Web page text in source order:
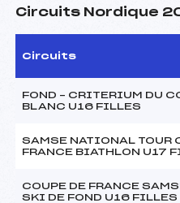
Circuits Nordique
Circuits
FOND – CRITERIUM DU
BLANC U16 FILLES
SAMSE NATIONAL TOUR
FRANCE BIATHLON U17
COUPE DE FRANCE
SKI DE FOND U16 FILLES